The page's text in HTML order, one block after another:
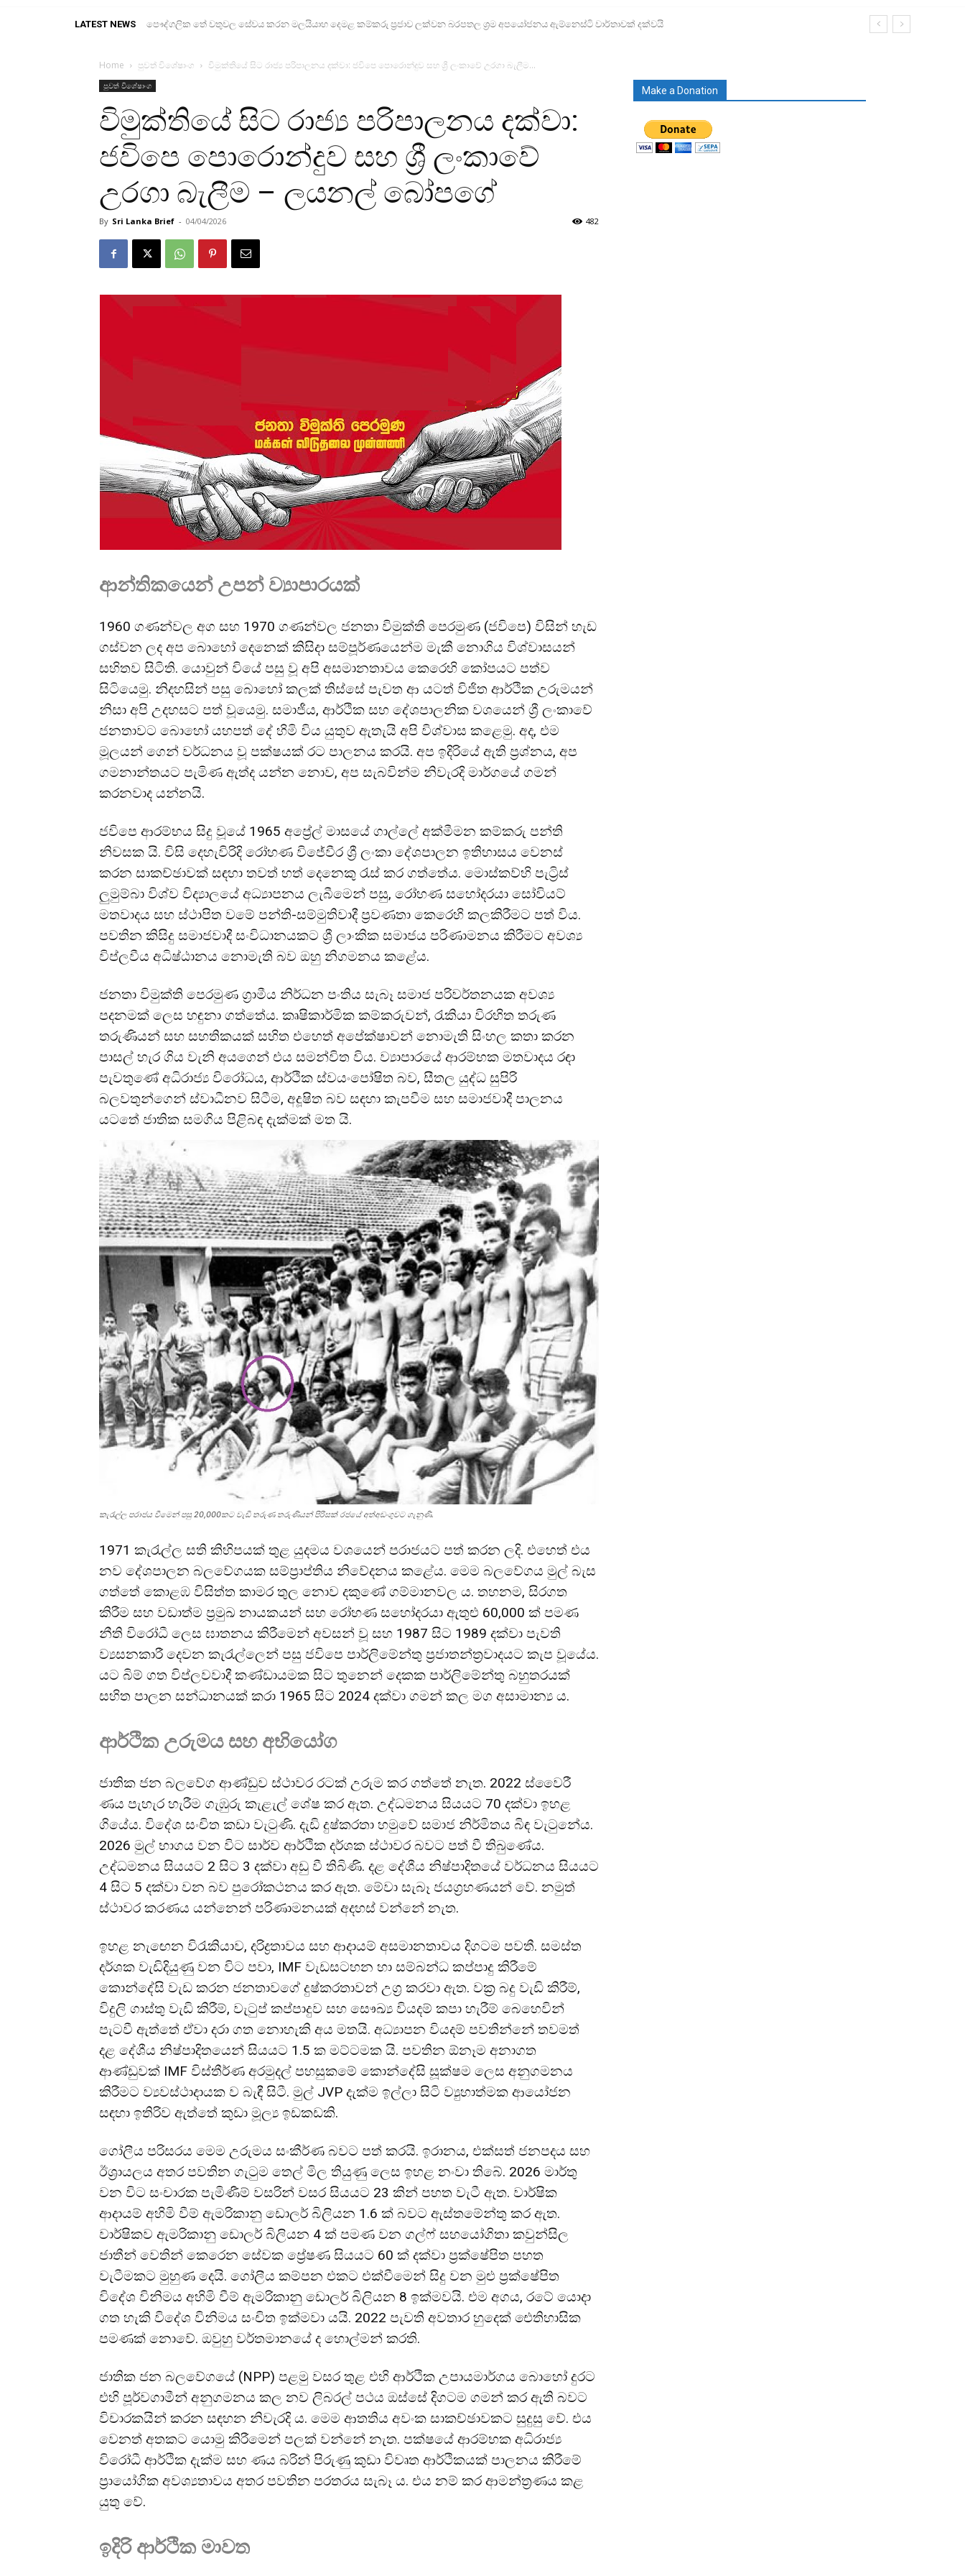
LATEST NEWS පෞද්ගලික තේ වතුවල සේවය කරන මලයියාහ දෙමළ කම්කරු ප්‍රජාව ලක්වන බරපතල ශ්‍රම අපයෝජනය ඇම්නෙස්ටි වාර්තාවක් දක්වයි
Home පුවත් විශේෂාංග විමුක්තියේ සිට රාජ්‍ය පරිපාලනය දක්වා: ජවිපෙ පොරොන්දුව සහ ශ්‍රී ලංකාවේ උරගා බැලීම...
පුවත් විශේෂාංග
විමුක්තියේ සිට රාජ්‍ය පරිපාලනය දක්වා:
ජවිපෙ පොරොන්දුව සහ ශ්‍රී ලංකාවේ
උරගා බැලීම – ලයනල් බෝපගේ
By Sri Lanka Brief - 04/04/2026 482
ආන්තිකයෙන් උපන් ව්‍යාපාරයක්
1960 ගණන්වල අග සහ 1970 ගණන්වල ජනතා විමුක්ති පෙරමුණ (ජවිපෙ) විසින් හැඩ
ගස්වන ලද අප බොහෝ දෙනෙක් කිසිදා සම්පූර්ණයෙන්ම මැකී නොගිය විශ්වාසයන්
සහිතව සිටිති. යොවුන් වියේ පසු වූ අපි අසමානතාවය කෙරෙහි කෝපයට පත්ව
සිටියෙමු. නිදහසින් පසු බොහෝ කලක් තිස්සේ පැවත ආ යටත් විජිත ආර්ථික උරුමයන්
නිසා අපි උදහසට පත් වූයෙමු. සමාජීය, ආර්ථික සහ දේශපාලනික වශයෙන් ශ්‍රී ලංකාවේ
ජනතාවට බොහෝ යහපත් දේ හිමි විය යුතුව ඇතැයි අපි විශ්වාස කළෙමු. අද, එම
මූලයන් ගෙන් වර්ධනය වූ පක්ෂයක් රට පාලනය කරයි. අප ඉදිරියේ ඇති ප්‍රශ්නය, අප
ගමනාන්තයට පැමිණ ඇත්ද යන්න නොව, අප සැබවින්ම නිවැරදි මාර්ගයේ ගමන්
කරනවාද යන්නයි.
ජවිපෙ ආරම්භය සිදු වූයේ 1965 අප්‍රේල් මාසයේ ගාල්ලේ අක්මීමන කම්කරු පන්ති
නිවසක යි. විසි දෙහැවිරිදි රෝහණ විජේවීර ශ්‍රී ලංකා දේශපාලන ඉතිහාසය වෙනස්
කරන සාකච්ඡාවක් සඳහා තවත් හත් දෙනෙකු රැස් කර ගත්තේය. මොස්කව්හි පැට්‍රිස්
ලුමුම්බා විශ්ව විද්‍යාලයේ අධ්‍යාපනය ලැබීමෙන් පසු, රෝහණ සහෝදරයා සෝවියට්
මතවාදය සහ ස්ථාපිත වමේ පන්ති-සම්මුතිවාදී ප්‍රවණතා කෙරෙහි කලකිරීමට පත් විය.
පවතින කිසිදු සමාජවාදී සංවිධානයකට ශ්‍රී ලාංකික සමාජය පරිණාමනය කිරීමට අවශ්‍ය
විප්ලවීය අධිෂ්ඨානය නොමැති බව ඔහු නිගමනය කළේය.
ජනතා විමුක්ති පෙරමුණ ග්‍රාමීය නිර්ධන පංතිය සැබෑ සමාජ පරිවර්තනයක අවශ්‍ය
පදනමක් ලෙස හඳුනා ගත්තේය. කෘෂිකාර්මික කම්කරුවන්, රැකියා විරහිත තරුණ
තරුණියන් සහ සහතිකයක් සහිත එහෙත් අපේක්ෂාවන් නොමැති සිංහල කතා කරන
පාසල් හැර ගිය වැනි අයගෙන් එය සමන්විත විය. ව්‍යාපාරයේ ආරම්භක මතවාදය රඳා
පැවතුණේ අධිරාජ්‍ය විරෝධය, ආර්ථික ස්වයංපෝෂිත බව, සීතල යුද්ධ සුපිරි
බලවතුන්ගෙන් ස්වාධීනව සිටීම, අදූෂිත බව සඳහා කැපවීම සහ සමාජවාදී පාලනය
යටතේ ජාතික සමගිය පිළිබඳ දැක්මක් මත යි.
කැරැල්ල පරාජය වීමෙන් පසු 20,000කට වැඩි තරුණ තරුණියන් පිරිසක් රජයේ අත්අඩංගුවට ගැනුණි.
1971 කැරැල්ල සති කිහිපයක් තුළ යුදමය වශයෙන් පරාජයට පත් කරන ලදි. එහෙත් එය
නව දේශපාලන බලවේගයක සම්ප්‍රාප්තිය නිවේදනය කළේය. මෙම බලවේගය මුල් බැස
ගත්තේ කොළඹ විසිත්ත කාමර තුල නොව දකුණේ ගම්මානවල ය. තහනම, සිරගත
කිරීම සහ වඩාත්ම ප්‍රමුඛ නායකයන් සහ රෝහණ සහෝදරයා ඇතුළු 60,000 ක් පමණ
නීති විරෝධී ලෙස ඝාතනය කිරීමෙන් අවසන් වූ සහ 1987 සිට 1989 දක්වා පැවති
ව්‍යසනකාරී දෙවන කැරැල්ලෙන් පසු ජවිපෙ පාර්ලිමේන්තු ප්‍රජාතන්ත්‍රවාදයට කැප වූයේය.
යට බිම් ගත විප්ලවවාදී කණ්ඩායමක සිට තුනෙන් දෙකක පාර්ලිමේන්තු බහුතරයක්
සහිත පාලන සන්ධානයක් කරා 1965 සිට 2024 දක්වා ගමන් කල මග අසාමාන්‍ය ය.
ආර්ථික උරුමය සහ අභියෝග
ජාතික ජන බලවේග ආණ්ඩුව ස්ථාවර රටක් උරුම කර ගත්තේ නැත. 2022 ස්වෛරී
ණය පැහැර හැරීම ගැඹුරු කැළැල් ශේෂ කර ඇත. උද්ධමනය සියයට 70 දක්වා ඉහළ
ගියේය. විදේශ සංචිත කඩා වැටුණි. දැඩි දුෂ්කරතා හමුවේ සමාජ නිර්මිතය බිඳ වැටුනේය.
2026 මුල් භාගය වන විට සාර්ව ආර්ථික දර්ශක ස්ථාවර බවට පත් වී තිබුණේය.
උද්ධමනය සියයට 2 සිට 3 දක්වා අඩු වී තිබිණි. දළ දේශීය නිෂ්පාදිතයේ වර්ධනය සියයට
4 සිට 5 දක්වා වන බව පුරෝකථනය කර ඇත. මේවා සැබෑ ජයග්‍රහණයන් වේ. නමුත්
ස්ථාවර කරණය යන්නෙන් පරිණාමනයක් අදහස් වන්නේ නැත.
ඉහළ නැඟෙන විරැකියාව, දරිද්‍රතාවය සහ ආදායම් අසමානතාවය දිගටම පවතී. සමස්ත
දර්ශක වැඩිදියුණු වන විට පවා, IMF වැඩසටහන හා සම්බන්ධ කප්පාදු කිරීමේ
කොන්දේසි වැඩ කරන ජනතාවගේ දුෂ්කරතාවන් උග්‍ර කරවා ඇත. වක්‍ර බදු වැඩි කිරීම්,
විදුලි ගාස්තු වැඩි කිරීම්, වැටුප් කප්පාදුව සහ සෞඛ්‍ය වියදම් කපා හැරීම් බෙහෙවින්
පැටවී ඇත්තේ ඒවා දරා ගත නොහැකි අය මතයි. අධ්‍යාපන වියදම් පවතින්නේ තවමත්
දළ දේශීය නිෂ්පාදිතයෙන් සියයට 1.5 ක මට්ටමක යි. පවතින ඕනෑම අනාගත
ආණ්ඩුවක් IMF විස්තීර්ණ අරමුදල් පහසුකමේ කොන්දේසි සූක්ෂම ලෙස අනුගමනය
කිරීමට ව්‍යවස්ථාදායක ව බැඳී සිටී. මුල් JVP දැක්ම ඉල්ලා සිටි ව්‍යුහාත්මක ආයෝජන
සඳහා ඉතිරිව ඇත්තේ කුඩා මූල්‍ය ඉඩකඩකි.
ගෝලීය පරිසරය මෙම උරුමය සංකීර්ණ බවට පත් කරයි. ඉරානය, එක්සත් ජනපදය සහ
ඊශ්‍රායලය අතර පවතින ගැටුම තෙල් මිල තියුණු ලෙස ඉහළ නංවා තිබේ. 2026 මාර්තු
වන විට සංචාරක පැමිණීම් වසරින් වසර සියයට 23 කින් පහත වැටී ඇත. වාර්ෂික
ආදායම් අහිමි වීම් ඇමරිකානු ඩොලර් බිලියන 1.6 ක් බවට ඇස්තමේන්තු කර ඇත.
වාර්ෂිකව ඇමරිකානු ඩොලර් බිලියන 4 ක් පමණ වන ගල්ෆ් සහයෝගිතා කවුන්සිල
ජාතීන් වෙතින් කෙරෙන සේවක ප්‍රේෂණ සියයට 60 ක් දක්වා ප්‍රක්ෂේපිත පහත
වැටීමකට මුහුණ දෙයි. ගෝලීය කම්පන එකට එක්වීමෙන් සිදු වන මුළු ප්‍රක්ෂේපිත
විදේශ විනිමය අහිමි වීම් ඇමරිකානු ඩොලර් බිලියන 8 ඉක්මවයි. එම අගය, රටේ යොදා
ගත හැකි විදේශ විනිමය සංචිත ඉක්මවා යයි. 2022 පැවති අවතාර හුදෙක් ඓතිහාසික
පමණක් නොවේ. ඔවුහු වර්තමානයේ ද හොල්මන් කරති.
ජාතික ජන බලවේගයේ (NPP) පළමු වසර තුළ එහි ආර්ථික උපායමාර්ගය බොහෝ දුරට
එහි පූර්වගාමීන් අනුගමනය කල නව ලිබරල් පථය ඔස්සේ දිගටම ගමන් කර ඇති බවට
විචාරකයින් කරන සඳහන නිවැරදි ය. මෙම ආතතිය අවංක සාකච්ඡාවකට සුදුසු වේ. එය
වෙනත් අතකට යොමු කිරීමෙන් පලක් වන්නේ නැත. පක්ෂයේ ආරම්භක අධිරාජ්‍ය
විරෝධී ආර්ථික දැක්ම සහ ණය බරින් පිරුණු කුඩා විවෘත ආර්ථිකයක් පාලනය කිරීමේ
ප්‍රායෝගික අවශ්‍යතාවය අතර පවතින පරතරය සැබෑ ය. එය නම් කර ආමන්ත්‍රණය කළ
යුතු වේ.
ඉදිරි ආර්ථික මාවත
Make a Donation